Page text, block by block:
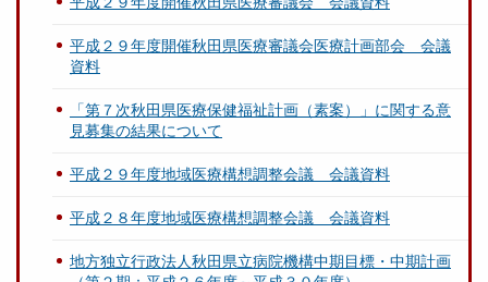
平成２９年度開催秋田県医療審議会医療計画部会 会議
資料
「第７次秋田県医療保健福祉計画（素案）」に関する意
見募集の結果について
平成２９年度地域医療構想調整会議 会議資料
平成２８年度地域医療構想調整会議 会議資料
地方独立行政法人秋田県立病院機構中期目標・中期計画